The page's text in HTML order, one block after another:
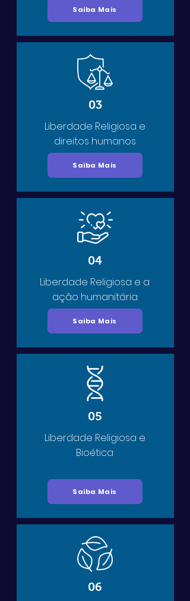
Saiba Mais
03
Liberdade Religiosa e
direitos humanos
Saiba Mais
04
Liberdade Religiosa e a
ação humanitária
Saiba Mais
05
Liberdade Religiosa e
Bioética
Saiba Mais
06